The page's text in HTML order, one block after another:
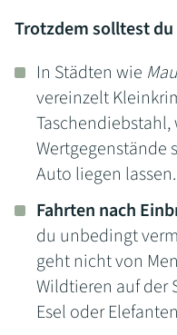
Trotzdem solltest
In Städten wie
vereinzelt
Wertgegenstände
Auto liegen lassen.
Fahrten nach
du unbedingt
geht nicht von
Wildtieren auf der
Esel oder